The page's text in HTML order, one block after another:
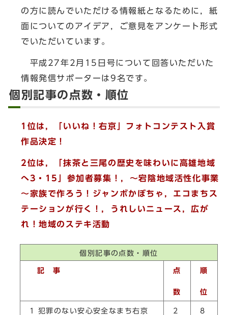
の方に読んでいただける情報紙となるために，紙
面についてのアイデア，ご意見をアンケート形式
でいただいています。
平成27年2月15日号について回答いただいた
情報発信サポーターは9名です。
個別記事の点数・順位
1位は，「いいね！右京」フォトコンテスト入賞
作品決定！
2位は，「抹茶と三尾の歴史を味わいに高雄地域
へ3・15」参加者募集！，～宕陰地域活性化事業
～家族で作ろう！ジャンボかぼちゃ，エコまちス
テーションが行く！，うれしいニュース，広が
れ！地域のステキ活動
個別記事の点数・順位
記 事 点
数
順
位
1 犯罪のない安心安全なまち右京
2
8